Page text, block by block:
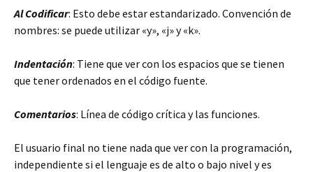
Al Codificar: Esto debe estar estandarizado. Convención de
nombres: se puede utilizar «y», «j» y «k».
Indentación: Tiene que ver con los espacios que se tienen
que tener ordenados en el código fuente.
Comentarios: Línea de código crítica y las funciones.
El usuario final no tiene nada que ver con la programación,
independiente si el lenguaje es de alto o bajo nivel y es